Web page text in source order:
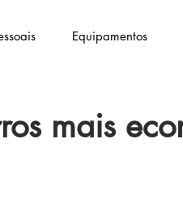
Equipamentos
mais